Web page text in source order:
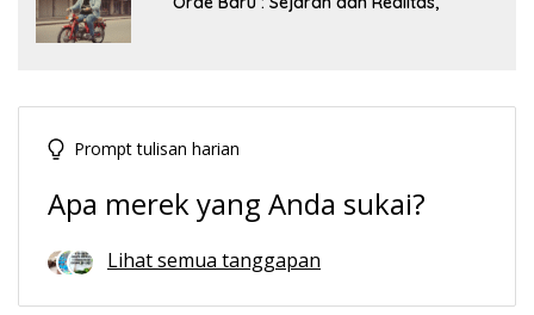
Prompt tulisan harian
Apa merek yang Anda sukai?
Lihat semua tanggapan